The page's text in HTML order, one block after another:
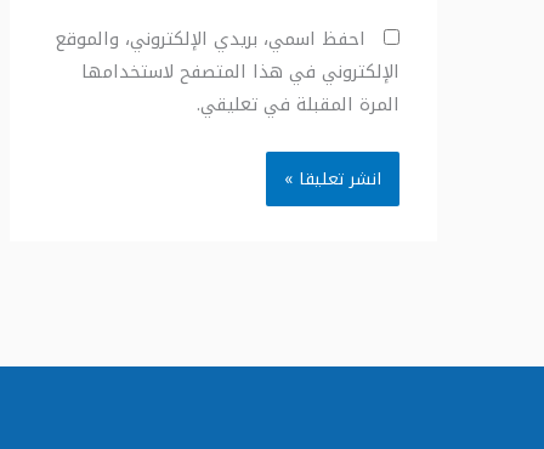
احفظ اسمي، بريدي الإلكتروني، والموقع
الإلكتروني في هذا المتصفح لاستخدامها
المرة المقبلة في تعليقي.